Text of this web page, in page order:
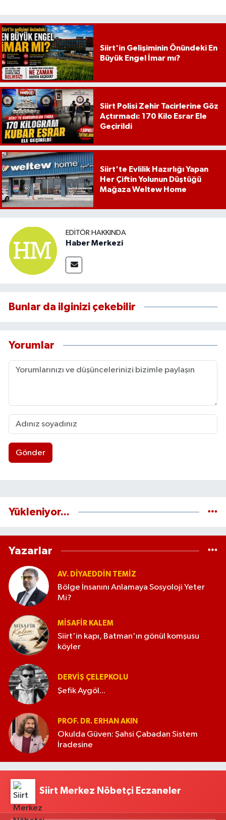
Siirt'in Gelişiminin Önündeki En
Büyük Engel İmar mı?
Siirt Polisi Zehir Tacirlerine Göz
Açtırmadı: 170 Kilo Esrar Ele
Geçirildi
Siirt'te Evlilik Hazırlığı Yapan
Her Çiftin Yolunun Düştüğü
Mağaza Weltew Home
EDITÖR HAKKINDA
Haber Merkezi
Bunlar da ilginizi çekebilir
Yorumlar
Gönder
Yükleniyor...
Yazarlar
AV. DIYAEDDIN TEMIZ
Bölge İnsanını Anlamaya Sosyoloji Yeter
Mi?
MISAFIR KALEM
Siirt'in kapı, Batman'ın gönül komşusu
köyler
DERVIŞ ÇELEPKOLU
Şefik Aygöl...
PROF. DR. ERHAN AKIN
Okulda Güven: Şahsi Çabadan Sistem
İradesine
Siirt Merkez Nöbetçi Eczaneler